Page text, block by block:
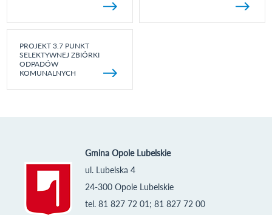
PROJEKT 3.7 PUNKT
SELEKTYWNEJ ZBIÓRKI
ODPADÓW
KOMUNALNYCH
Gmina Opole Lubelskie
ul. Lubelska 4
24-300 Opole Lubelskie
tel. 81 827 72 01; 81 827 72 00